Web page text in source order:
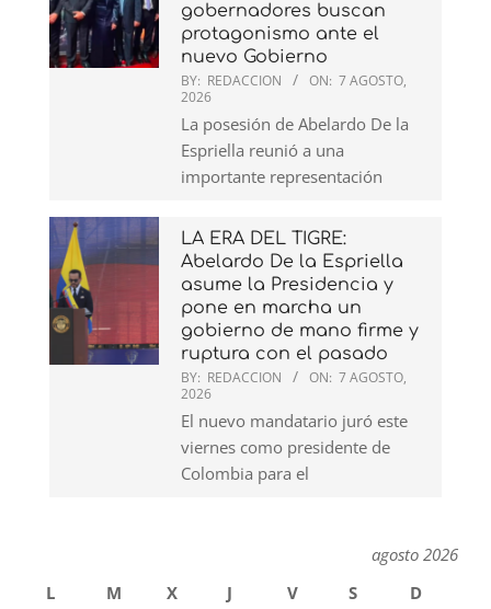
gobernadores buscan
protagonismo ante el
nuevo Gobierno
BY: REDACCION ON: 7 AGOSTO,
2026
La posesión de Abelardo De la
Espriella reunió a una
importante representación
LA ERA DEL TIGRE:
Abelardo De la Espriella
asume la Presidencia y
pone en marcha un
gobierno de mano firme y
ruptura con el pasado
BY: REDACCION ON: 7 AGOSTO,
2026
El nuevo mandatario juró este
viernes como presidente de
Colombia para el
agosto 2026
L
M X J V S
D